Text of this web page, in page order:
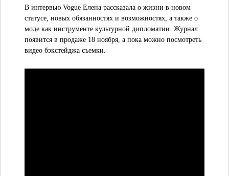
В интервью Vogue Елена рассказала о жизни в новом
статусе, новых обязанностях и возможностях, а также о
моде как инструменте культурной дипломатии. Журнал
появится в продаже 18 ноября, а пока можно посмотреть
видео бэкстейджа съемки.